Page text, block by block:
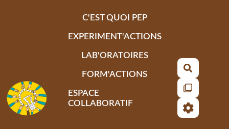
C'EST QUOI PEP
EXPERIMENT'ACTIONS
LAB'ORATOIRES
FORM'ACTIONS
ESPACE
COLLABORATIF